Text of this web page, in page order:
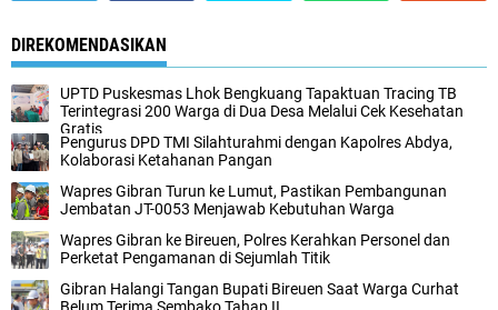
DIREKOMENDASIKAN
UPTD Puskesmas Lhok Bengkuang Tapaktuan ‎Tracing TB
Terintegrasi 200 Warga di Dua Desa Melalui Cek Kesehatan
Gratis
Pengurus DPD TMI Silahturahmi dengan Kapolres Abdya,
Kolaborasi Ketahanan Pangan
Wapres Gibran Turun ke Lumut, Pastikan Pembangunan
Jembatan JT-0053 Menjawab Kebutuhan Warga
Wapres Gibran ke Bireuen, Polres Kerahkan Personel dan
Perketat Pengamanan di Sejumlah Titik
Gibran Halangi Tangan Bupati Bireuen Saat Warga Curhat